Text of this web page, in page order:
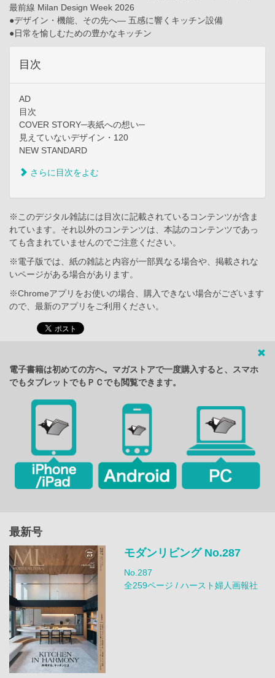
最前線 Milan Design Week 2026
●デザイン・機能、その先へ― 五感に響くキッチン設備
●日常を愉しむための豊かなキッチン
目次
AD
目次
COVER STORY─表紙への想い─
見えていないデザイン・120
NEW STANDARD
さらに目次をよむ
※このデジタル雑誌には目次に記載されているコンテンツが含ま
れています。それ以外のコンテンツは、本誌のコンテンツであっ
ても含まれていませんのでご注意ください。
※電子版では、紙の雑誌と内容が一部異なる場合や、掲載されな
いページがある場合があります。
※Chromeアプリをお使いの場合、購入できない場合がございます
ので、最新のアプリをご利用ください。
電子書籍は初めての方へ。マガストアで一度購入すると、スマホ
でもタブレットでもＰＣでも閲覧できます。
最新号
モダンリビング No.287
No.287
全259ページ / ハースト婦人画報社